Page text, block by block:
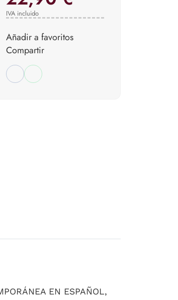
IVA incluido
Añadir a favoritos
Compartir
EN ESPAÑOL,